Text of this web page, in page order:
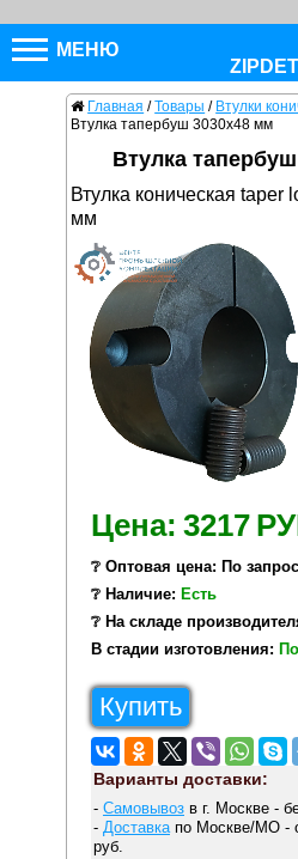
МЕНЮ
Главная / Товары / Втулки
Втулка тапербуш 3030x48 мм
Втулка
Втулка коническая taper
мм
Цена: 3217
❔ Оптовая цена: По
❔ Наличие: Есть
❔ На складе
В стадии изготовления:
Купить
Варианты доставки:
- Самовывозв г. Москве -
- Доставкапо Москве/МО -
руб.